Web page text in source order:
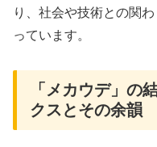
り、社会や技術との関
っています。
「メカウデ」の
クスとその余韻